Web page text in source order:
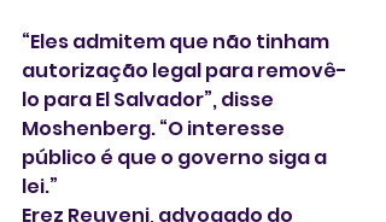
“Eles admitem que não tinham
autorização legal para removê-
lo para El Salvador”, disse
Moshenberg. “O interesse
público é que o governo siga a
lei.”
Erez Reuveni, advogado do